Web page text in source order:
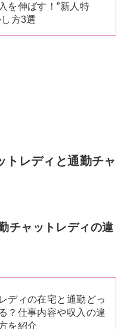
を伸ばす！”新人特
方3選
トレディと通勤チャ
チャットレディの違
ディの在宅と通勤どっ
？仕事内容や収入の違
を紹介